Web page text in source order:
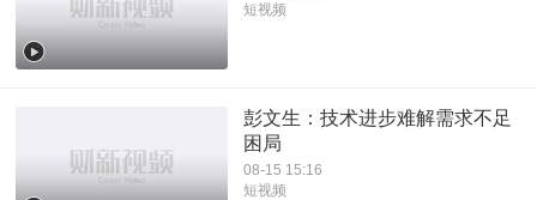
短视频
彭文生：技术进步难解需求不足
困局
08-15 15:16
短视频